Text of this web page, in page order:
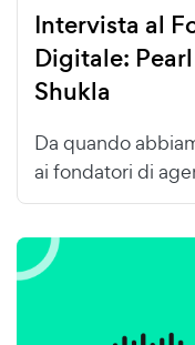
Intervista al
Digitale:
Shukla
Da quando
ai fondatori di